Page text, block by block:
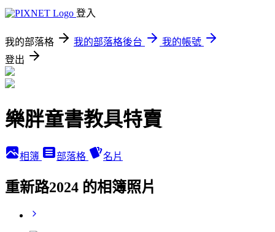
登入
我的部落格 我的部落格後台
我的帳號
登出
樂胖童書教具特賣
相簿 部落格 名片
重新路2024 的相簿照片